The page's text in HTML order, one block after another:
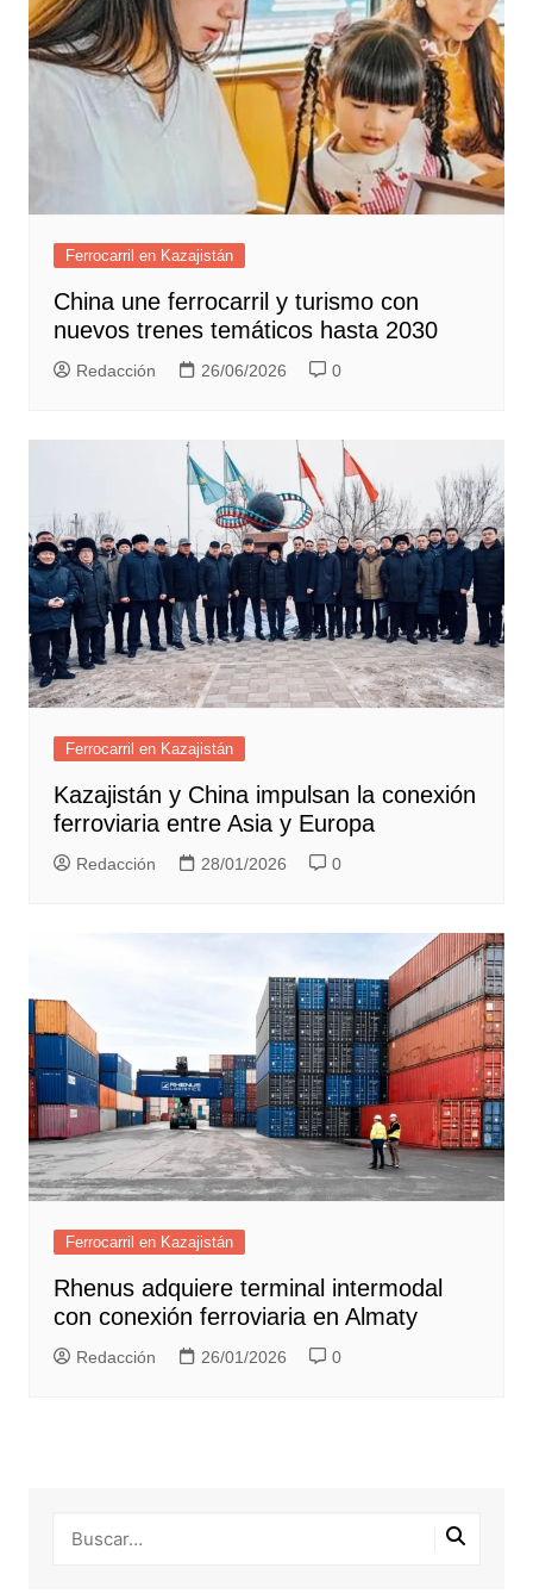
Ferrocarril en Kazajistán
China une ferrocarril y turismo con
nuevos trenes temáticos hasta 2030
Redacción 26/06/2026 0
Ferrocarril en Kazajistán
Kazajistán y China impulsan la conexión
ferroviaria entre Asia y Europa
Redacción 28/01/2026 0
Ferrocarril en Kazajistán
Rhenus adquiere terminal intermodal
con conexión ferroviaria en Almaty
Redacción 26/01/2026 0